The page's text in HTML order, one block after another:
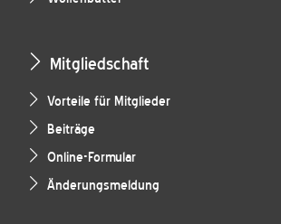
Mitgliedschaft
Vorteile für Mitglieder
Beiträge
Online-Formular
Änderungsmeldung